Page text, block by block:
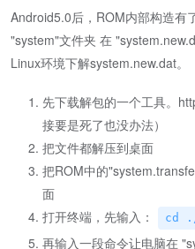
Android5.0后，ROM内部构造有
"system"文件夹 在
Linux环境下解system.new.dat。
先下载解包的一个工具。
接要是死了也没办法）
把文件都解压到桌面
把ROM中的
面
打开终端，先输入：
cd
再输入一段命令让电脑在